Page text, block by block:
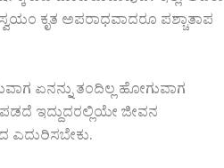
ಕೃತ ಅಪರಾಧವಾದರೂ ಪಶ್ಚಾತಾಪ
ಏನನ್ನು ತಂದಿಲ್ಲ ಹೋಗುವಾಗ
ಇದ್ದುದರಲ್ಲಿಯೇ ಜೀವನ
ಎದುರಿಸಬೇಕು.